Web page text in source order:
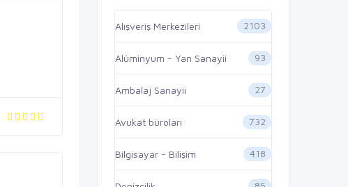
Alışveriş Merkezileri 2103
Alüminyum - Yan Sanayii 93
Ambalaj Sanayii 27
Avukat büroları 732
Bilgisayar - Bilişim 418